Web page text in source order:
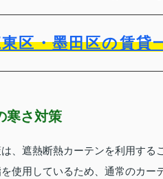
区・墨田区の賃貸
寒さ対策
、遮熱断熱カーテンを利用する
使用しているため、通常のカー